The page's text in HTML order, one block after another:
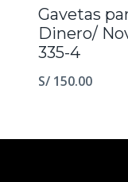
Gavetas
Dinero/
335-4
S/ 150.00